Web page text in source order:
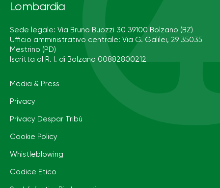
Lombardia
Sede legale: Via Bruno Buozzi 30 39100 Bolzano (BZ)
Ufficio amministrativo centrale: Via G. Galilei, 29 35035
Mestrino (PD)
Iscritta al R. I. di Bolzano 00882800212
Media & Press
Privacy
Privacy Despar Tribù
Cookie Policy
Whistleblowing
Codice Etico